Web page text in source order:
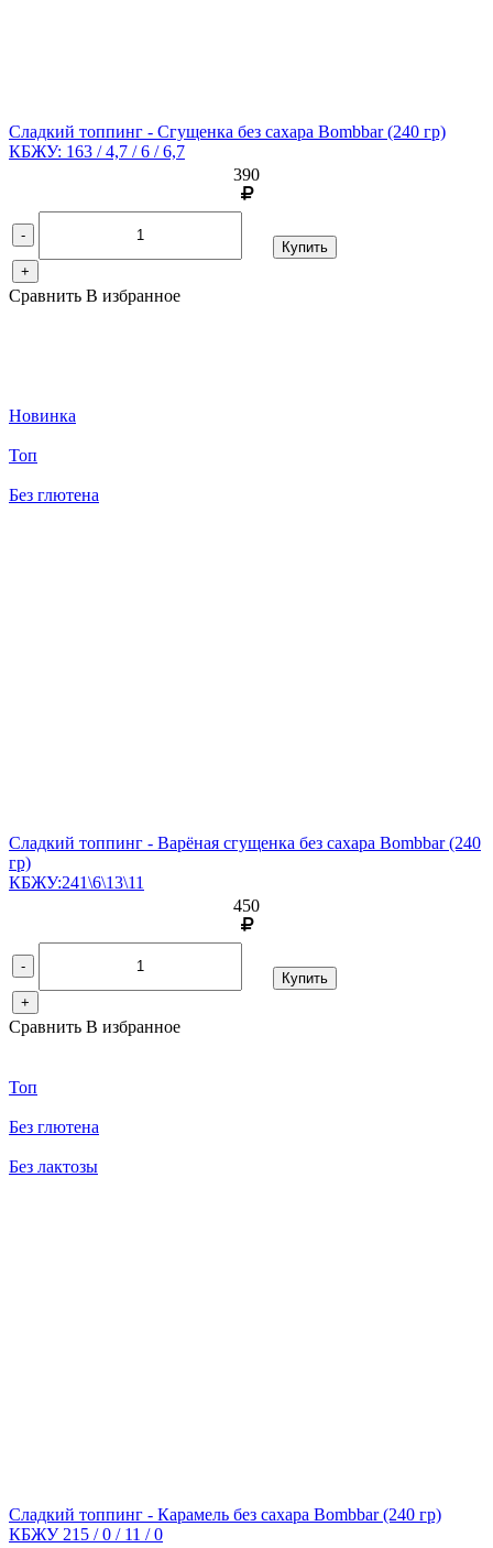
Сладкий топпинг - Сгущенка без сахара Bombbar(240 гр)
КБЖУ: 163 / 4,7 / 6 / 6,7
390
-
+
Купить
Сравнить В избранное
Новинка
Топ
Без глютена
Сладкий топпинг - Варёная сгущенка без сахара Bombbar(240
гр)
КБЖУ:241\6\13\11
450
-
+
Купить
Сравнить В избранное
Топ
Без глютена
Без лактозы
Сладкий топпинг - Карамель без сахара Bombbar(240 гр)
КБЖУ 215 / 0 / 11 / 0